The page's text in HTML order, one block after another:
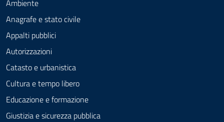
Ambiente
Anagrafe e stato civile
Appalti pubblici
Autorizzazioni
Catasto e urbanistica
Cultura e tempo libero
Educazione e formazione
Giustizia e sicurezza pubblica